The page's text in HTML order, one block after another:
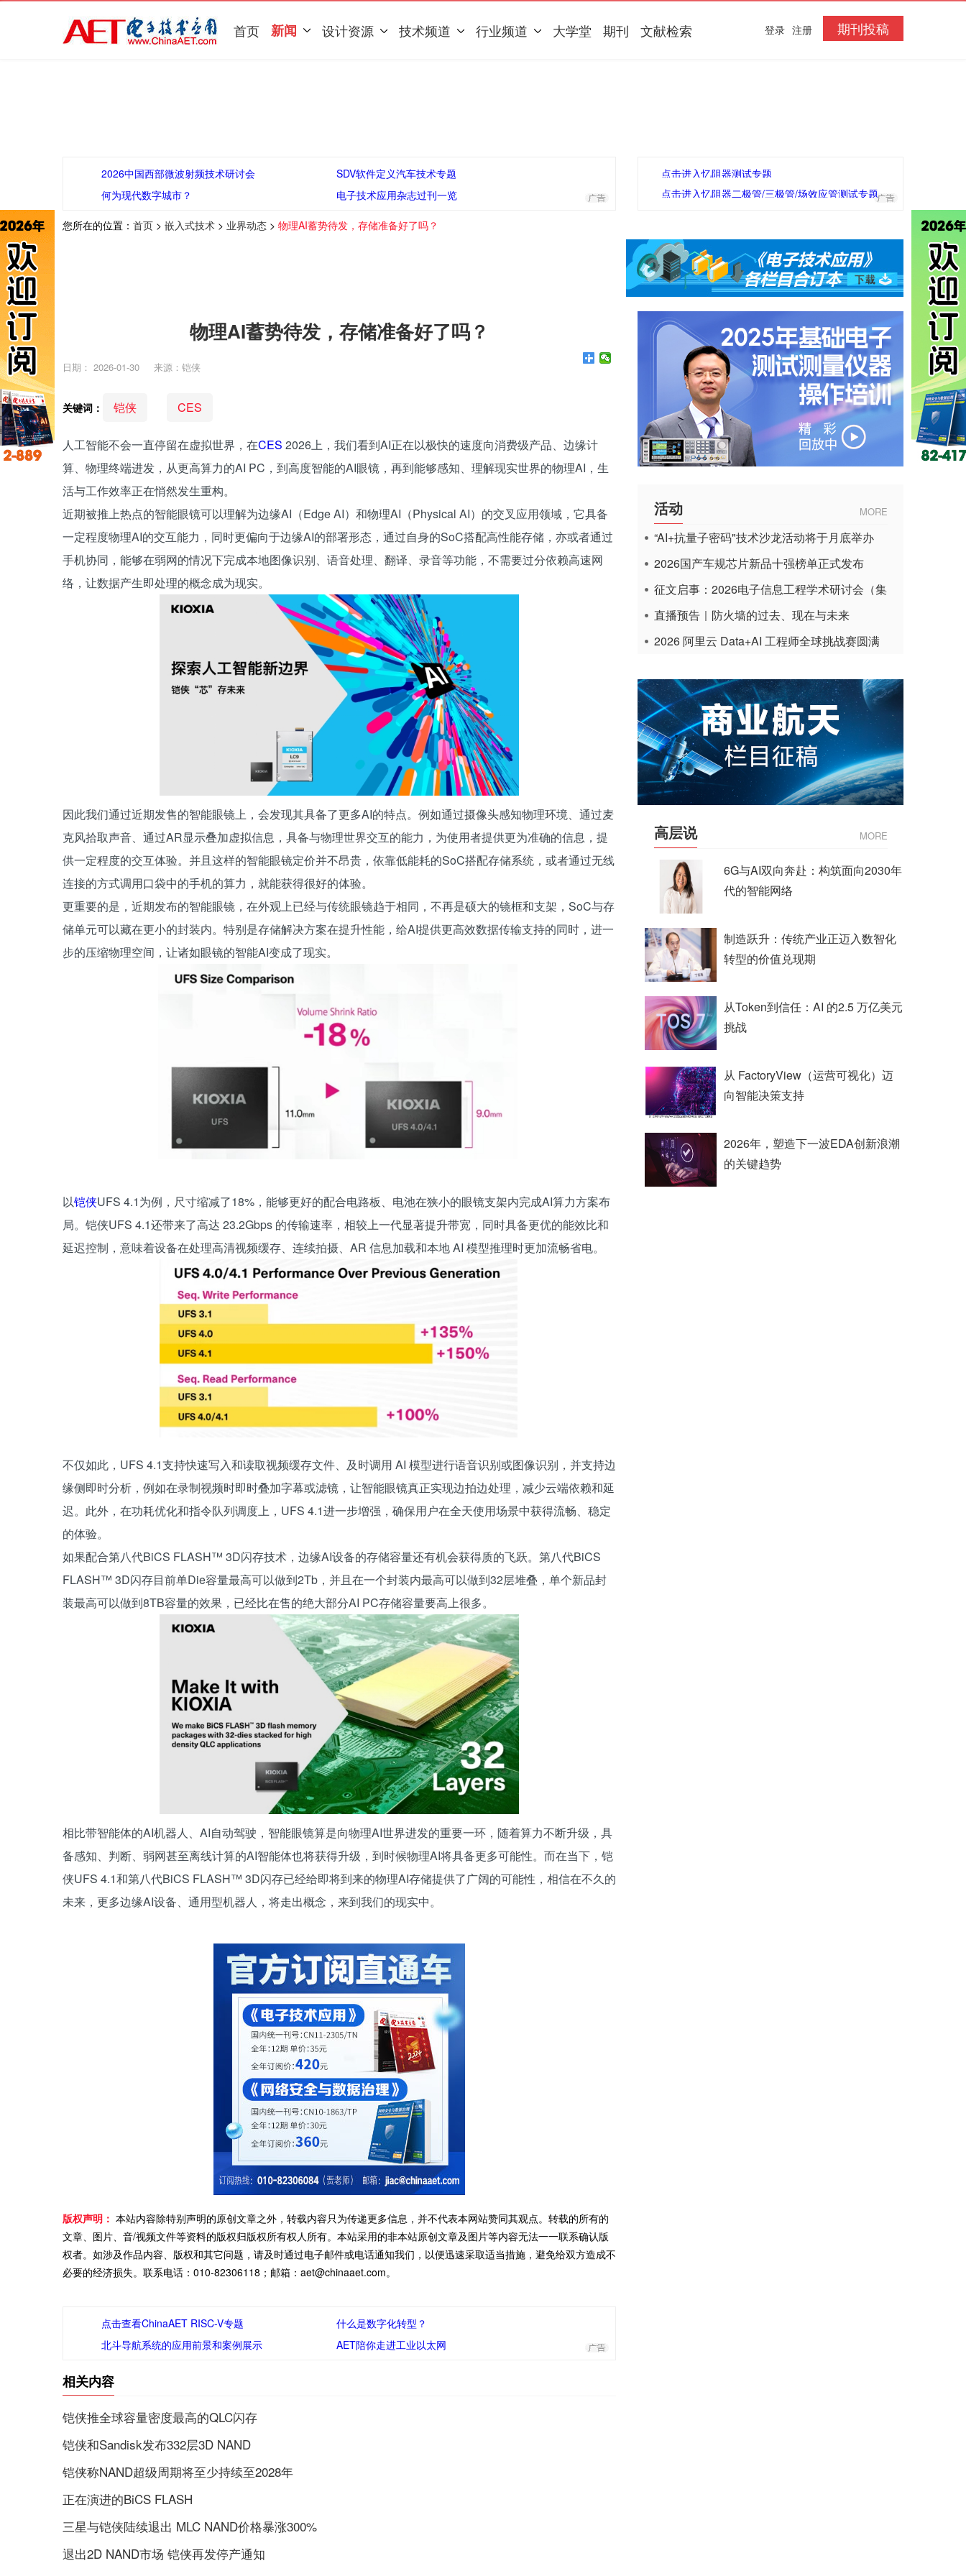
首页 新闻 设计资源 技术频道 行业频道 大学堂 期刊 文献检索 期刊投稿
登录 注册
2026中国西部微波射频技术研讨会
SDV软件定义汽车技术专题
何为现代数字城市？
电子技术应用杂志过刊一览
点击进入忆阻器测试专题
点击进入忆阻器二极管/三极管/场效应管测试专题
您所在的位置： 首页 > 嵌入式技术 > 业界动态 > 物理AI蓄势待发，存储准备好了吗？
物理AI蓄势待发，存储准备好了吗？
日期： 2026-01-30 来源：铠侠
关键词： 铠侠 CES
人工智能不会一直停留在虚拟世界，在CES 2026上，我们看到AI正在以极快的速度向消费级产品、边缘计
算、物理终端进发，从更高算力的AI PC，到高度智能的AI眼镜，再到能够感知、理解现实世界的物理AI，生
活与工作效率正在悄然发生重构。
近期被推上热点的智能眼镜可以理解为边缘AI（Edge AI）和物理AI（Physical AI）的交叉应用领域，它具备
一定程度物理AI的交互能力，同时更偏向于边缘AI的部署形态，通过自身的SoC搭配高性能存储，亦或者通过
手机协同，能够在弱网的情况下完成本地图像识别、语音处理、翻译、录音等功能，不需要过分依赖高速网
络，让数据产生即处理的概念成为现实。
因此我们通过近期发售的智能眼镜上，会发现其具备了更多AI的特点。例如通过摄像头感知物理环境、通过麦
克风拾取声音、通过AR显示叠加虚拟信息，具备与物理世界交互的能力，为使用者提供更为准确的信息，提
供一定程度的交互体验。并且这样的智能眼镜定价并不昂贵，依靠低能耗的SoC搭配存储系统，或者通过无线
连接的方式调用口袋中的手机的算力，就能获得很好的体验。
更重要的是，近期发布的智能眼镜，在外观上已经与传统眼镜趋于相同，不再是硕大的镜框和支架，SoC与存
储单元可以藏在更小的封装内。特别是存储解决方案在提升性能，给AI提供更高效数据传输支持的同时，进一
步的压缩物理空间，让诸如眼镜的智能AI变成了现实。
以铠侠UFS 4.1为例，尺寸缩减了18%，能够更好的配合电路板、电池在狭小的眼镜支架内完成AI算力方案布
局。铠侠UFS 4.1还带来了高达 23.2Gbps 的传输速率，相较上一代显著提升带宽，同时具备更优的能效比和
延迟控制，意味着设备在处理高清视频缓存、连续拍摄、AR 信息加载和本地 AI 模型推理时更加流畅省电。
不仅如此，UFS 4.1支持快速写入和读取视频缓存文件、及时调用 AI 模型进行语音识别或图像识别，并支持边
缘侧即时分析，例如在录制视频时即时叠加字幕或滤镜，让智能眼镜真正实现边拍边处理，减少云端依赖和延
迟。此外，在功耗优化和指令队列调度上，UFS 4.1进一步增强，确保用户在全天使用场景中获得流畅、稳定
的体验。
如果配合第八代BiCS FLASH™ 3D闪存技术，边缘AI设备的存储容量还有机会获得质的飞跃。第八代BiCS
FLASH™ 3D闪存目前单Die容量最高可以做到2Tb，并且在一个封装内最高可以做到32层堆叠，单个新品封
装最高可以做到8TB容量的效果，已经比在售的绝大部分AI PC存储容量要高上很多。
相比带智能体的AI机器人、AI自动驾驶，智能眼镜算是向物理AI世界进发的重要一环，随着算力不断升级，具
备感知、判断、弱网甚至离线计算的AI智能体也将获得升级，到时候物理AI将具备更多可能性。而在当下，铠
侠UFS 4.1和第八代BiCS FLASH™ 3D闪存已经给即将到来的物理AI存储提供了广阔的可能性，相信在不久的
未来，更多边缘AI设备、通用型机器人，将走出概念，来到我们的现实中。
版权声明： 本站内容除特别声明的原创文章之外，转载内容只为传递更多信息，并不代表本网站赞同其观点。转载的所有的
文章、图片、音/视频文件等资料的版权归版权所有权人所有。本站采用的非本站原创文章及图片等内容无法一一联系确认版
权者。如涉及作品内容、版权和其它问题，请及时通过电子邮件或电话通知我们，以便迅速采取适当措施，避免给双方造成不
必要的经济损失。联系电话：010-82306118；邮箱：aet@chinaaet.com。
点击查看ChinaAET RISC-V专题
什么是数字化转型？
北斗导航系统的应用前景和案例展示
AET陪你走进工业以太网
相关内容
铠侠推全球容量密度最高的QLC闪存
铠侠和Sandisk发布332层3D NAND
铠侠称NAND超级周期将至少持续至2028年
正在演进的BiCS FLASH
三星与铠侠陆续退出 MLC NAND价格暴涨300%
退出2D NAND市场 铠侠再发停产通知
活动 MORE
“AI+抗量子密码"技术沙龙活动将于月底举办
2026国产车规芯片新品十强榜单正式发布
征文启事：2026电子信息工程学术研讨会（集
成电路应用杂志）
直播预告｜防火墙的过去、现在与未来
2026 阿里云 Data+AI 工程师全球挑战赛圆满
高层说 MORE
6G与AI双向奔赴：构筑面向2030年
代的智能网络
制造跃升：传统产业正迈入数智化
转型的价值兑现期
从Token到信任：AI 的2.5 万亿美元
挑战
从 FactoryView（运营可视化）迈
向智能决策支持
2026年，塑造下一波EDA创新浪潮
的关键趋势